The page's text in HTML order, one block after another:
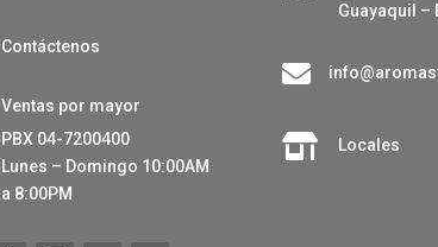
Contáctenos
Ventas por mayor
PBX 04-7200400
Lunes – Domingo 10:00AM
a 8:00PM
Guayaquil –

 Locales